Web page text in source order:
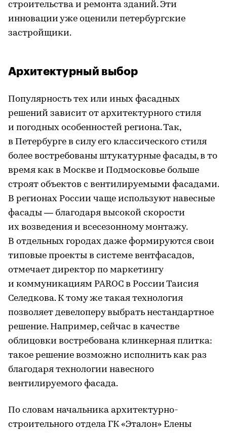
строительства и ремонта зданий. Эти
инновации уже оценили петербургские
застройщики.
Архитектурный выбор
Популярность тех или иных фасадных
решений зависит от архитектурного стиля
и погодных особенностей региона. Так,
в Петербурге в силу его классического стиля
более востребованы штукатурные фасады, в то
время как в Москве и Подмосковье больше
строят объектов с вентилируемыми фасадами.
В регионах России чаще используют навесные
фасады — благодаря высокой скорости
их возведения и всесезонному монтажу.
В отдельных городах даже формируются свои
типовые проекты в системе вентфасадов,
отмечает директор по маркетингу
и коммуникациям PAROC в России Таисия
Селедкова. К тому же такая технология
позволяет девелоперу выбрать нестандартное
решение. Например, сейчас в качестве
облицовки востребована клинкерная плитка:
такое решение возможно исполнить как раз
благодаря технологии навесного
вентилируемого фасада.
По словам начальника архитектурно-
строительного отдела ГК «Эталон» Елены